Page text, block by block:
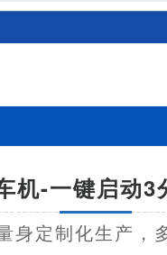
机-一键启动
身定制化生产，